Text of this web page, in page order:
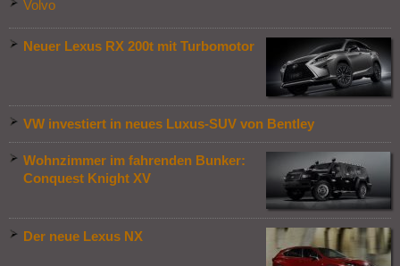
Volvo
Neuer Lexus RX 200t mit Turbomotor
VW investiert in neues Luxus-SUV von Bentley
Wohnzimmer im fahrenden Bunker:
Conquest Knight XV
Der neue Lexus NX